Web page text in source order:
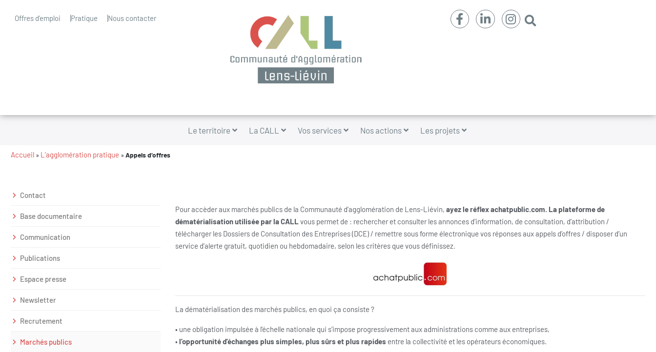
Offres d’emploi Pratique Nous contacter
Le territoire La CALL Vos services Nos actions Les projets
Accueil » L’agglomération pratique » Appels d’offres
Contact
Base documentaire
Communication
Publications
Espace presse
Newsletter
Recrutement
Marchés publics
Pour accèder aux marchés publics de la Communauté d’agglomération de Lens-Liévin, ayez le réflex achatpublic.com. La plateforme de
dématérialisation utilisée par la CALLvous permet de : rechercher et consulter les annonces d’information, de consultation, d’attribution /
télécharger les Dossiers de Consultation des Entreprises (DCE) / remettre sous forme électronique vos réponses aux appels d’offres / disposer d’un
service d’alerte gratuit, quotidien ou hebdomadaire, selon les critères que vous définissez.
La dématérialisation des marchés publics, en quoi ça consiste ?
• une obligation impulsée à l’échelle nationale qui s’impose progressivement aux administrations comme aux entreprises,
• l’opportunité d’échanges plus simples, plus sûrs et plus rapides entre la collectivité et les opérateurs économiques.